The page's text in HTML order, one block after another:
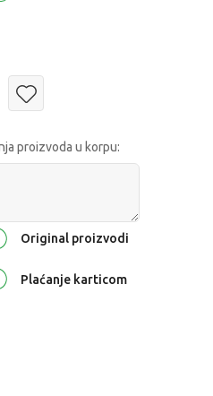
proizvoda u korpu:
Original proizvodi
Plaćanje karticom